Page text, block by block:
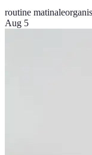
routine matinale
Aug 5